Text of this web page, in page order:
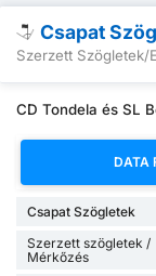
Csapat
Szerzett Szögletek/
CD Tondela és SL
DATA
Csapat Szögletek
Szerzett szögletek /
Mérkőzés